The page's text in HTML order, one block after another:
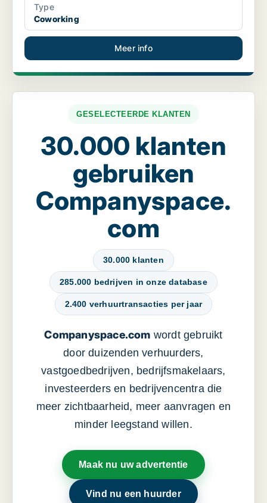
Type
Coworking
Meer info
GESELECTEERDE KLANTEN
30.000 klanten
gebruiken
Companyspace.
com
30.000 klanten
285.000 bedrijven in onze database
2.400 verhuurtransacties per jaar
Companyspace.com wordt gebruikt
door duizenden verhuurders,
vastgoedbedrijven, bedrijfsmakelaars,
investeerders en bedrijvencentra die
meer zichtbaarheid, meer aanvragen en
minder leegstand willen.
Maak nu uw advertentie
Vind nu een huurder